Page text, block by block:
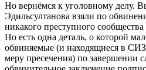
Но вернёмся к уголовному делу.
Эдильсултанова взяли по
никакого преступного
Но есть одна деталь, о которой
обвиняемые (и находящиеся в
меру пресечения) по завершении